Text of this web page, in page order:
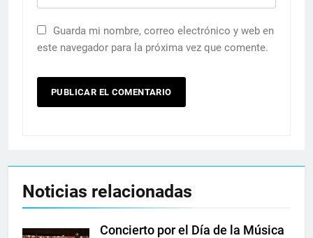
Guarda mi nombre, correo electrónico y web en
este navegador para la próxima vez que comente.
Noticias relacionadas
Concierto por el Día de la Música